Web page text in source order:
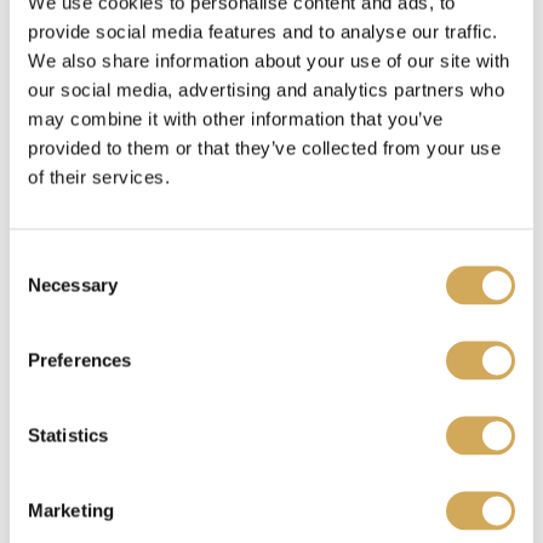
provide social media features and to analyse our traffic.
We also share information about your use of our site with
our social media, advertising and analytics partners who
may combine it with other information that you’ve
provided to them or that they’ve collected from your use
of their services.
Necessary
Preferences
Statistics
Marketing
Benieuwd waar je je Wasstraatpas kado kunt
inzetten?
Bekijk hier
welke carwashes bij jou in
de buurt meedoen.
Ik heb een Wasstraatpas kado ontvangen, wat nu?
op onze
website. Je krijgt dan een unieke code. Deze
code representeert jouw reservering en fungeert
aan een medewerker van de gekozen